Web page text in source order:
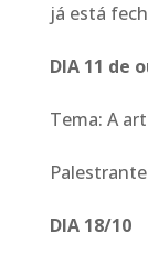
já está
DIA 11 de
Tema: A
DIA 18/10